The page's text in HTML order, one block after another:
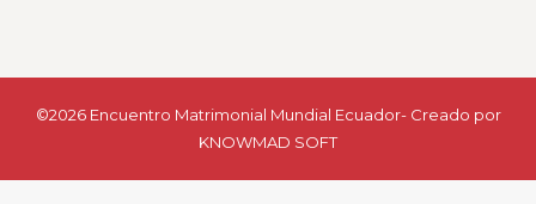
©2026 Encuentro Matrimonial Mundial Ecuador- Creado por
KNOWMAD SOFT